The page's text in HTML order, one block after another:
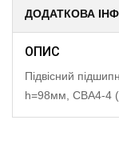
ДОДАТКОВА
ОПИС
Підвісний
h=98мм, CBA4-4